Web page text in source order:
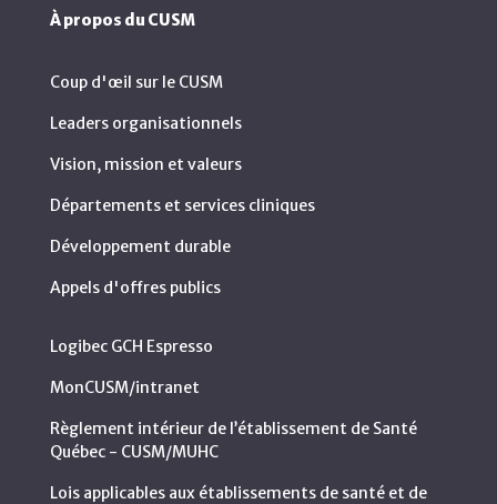
À propos du CUSM
Coup d'œil sur le CUSM
Leaders organisationnels
Vision, mission et valeurs
Départements et services cliniques
Développement durable
Appels d'offres publics
Logibec GCH Espresso
MonCUSM/intranet
Règlement intérieur de l’établissement de Santé
Québec - CUSM/MUHC
Lois applicables aux établissements de santé et de